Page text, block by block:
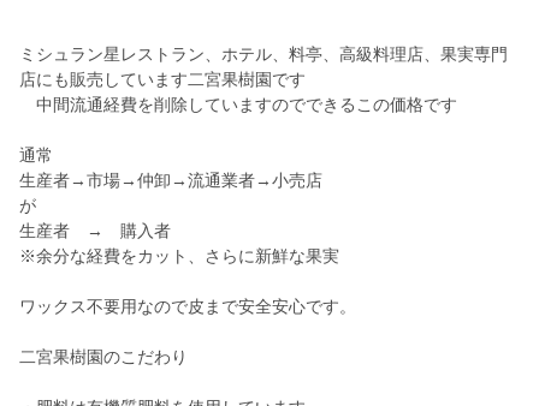
ミシュラン星レストラン、ホテル、料亭、高級料理店、果実専門
店にも販売しています二宮果樹園です
中間流通経費を削除していますのでできるこの価格です
通常
生産者→市場→仲卸→流通業者→小売店
が
生産者 → 購入者
※余分な経費をカット、さらに新鮮な果実
ワックス不要用なので皮まで安全安心です。
二宮果樹園のこだわり